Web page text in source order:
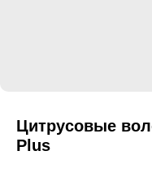
Цитрусовые
Plus